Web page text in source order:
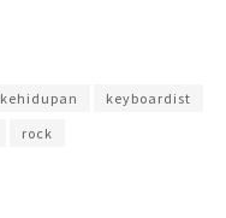
kehidupan
keyboardist
rock